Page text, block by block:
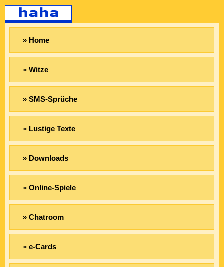
» Home
» Witze
» SMS-Sprüche
» Lustige Texte
» Downloads
» Online-Spiele
» Chatroom
» e-Cards